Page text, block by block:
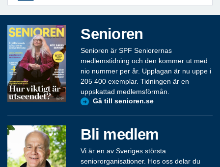
Senioren
Senioren är SPF Seniorernas
medlemstidning och den kommer ut med
nio nummer per år. Upplagan är nu uppe i
205 400 exemplar. Tidningen är en
uppskattad medlemsförmån.
Gå till senioren.se
Bli medlem
Vi är en av Sveriges största
seniororganisationer. Hos oss delar du